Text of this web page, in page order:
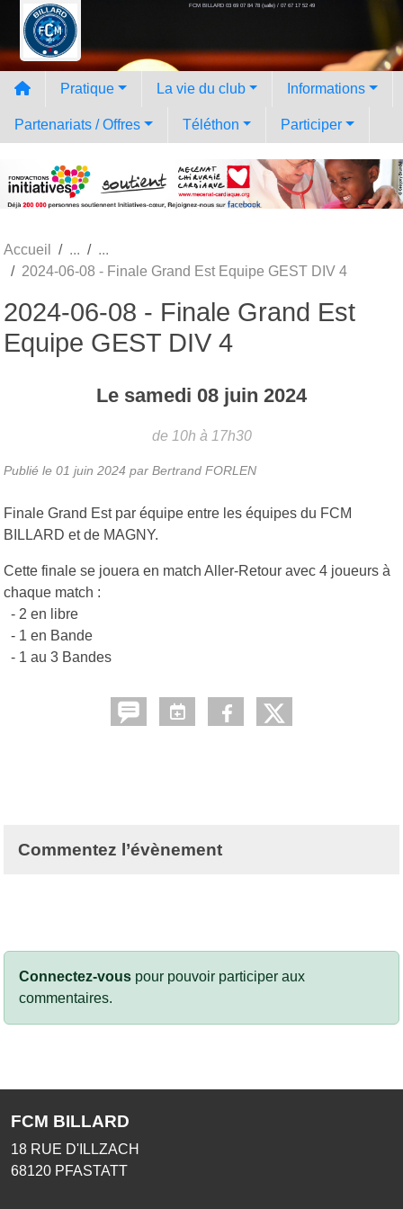
FCM BILLARD 03 69 07 84 78 (salle) / 07 67 17 52 49
Pratique La vie du club Informations
Partenariats / Offres Téléthon Participer
Accueil
2024-06-08 - Finale Grand Est Equipe GEST DIV 4
2024-06-08 - Finale Grand Est
Equipe GEST DIV 4
Le samedi 08 juin 2024
de 10h à 17h30
Publié le 01 juin 2024 par Bertrand FORLEN
Finale Grand Est par équipe entre les équipes du FCM
BILLARD et de MAGNY.
Cette finale se jouera en match Aller-Retour avec 4 joueurs à
chaque match :
- 2 en libre
- 1 en Bande
- 1 au 3 Bandes
Commentez l’évènement
Connectez-vous pour pouvoir participer aux
commentaires.
FCM BILLARD
18 RUE D'ILLZACH
68120 PFASTATT
Panneau de gestion des cookies